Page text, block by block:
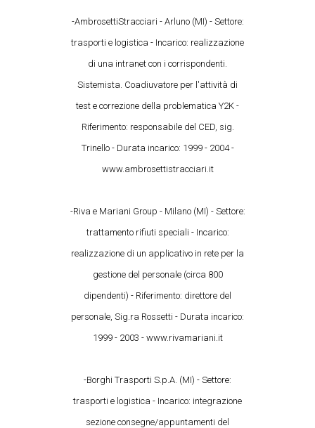
-AmbrosettiStracciari - Arluno (MI) - Settore:
trasporti e logistica - Incarico: realizzazione
di una intranet con i corrispondenti.
Sistemista. Coadiuvatore per l'attività di
test e correzione della problematica Y2K -
Riferimento: responsabile del CED, sig.
Trinello - Durata incarico: 1999 - 2004 -
www.ambrosettistracciari.it
-Riva e Mariani Group - Milano (MI) - Settore:
trattamento rifiuti speciali - Incarico:
realizzazione di un applicativo in rete per la
gestione del personale (circa 800
dipendenti) - Riferimento: direttore del
personale, Sig.ra Rossetti - Durata incarico:
1999 - 2003 - www.rivamariani.it
-Borghi Trasporti S.p.A. (MI) - Settore:
trasporti e logistica - Incarico: integrazione
sezione consegne/appuntamenti del